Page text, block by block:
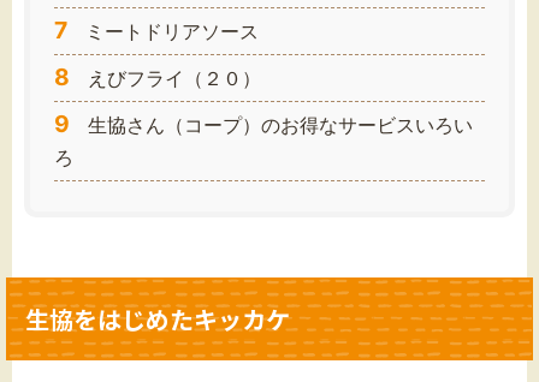
7 ミートドリアソース
8 えびフライ（２０）
9
生協さん（コープ）のお得なサービスいろい
ろ
生協をはじめたキッカケ